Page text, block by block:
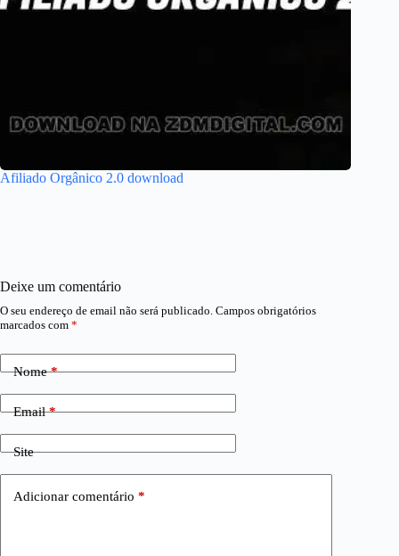
Afiliado Orgânico 2.0 download
Deixe um comentário
O seu endereço de email não será publicado. Campos obrigatórios
marcados com *
Nome*
Email*
Site
Adicionar comentário *